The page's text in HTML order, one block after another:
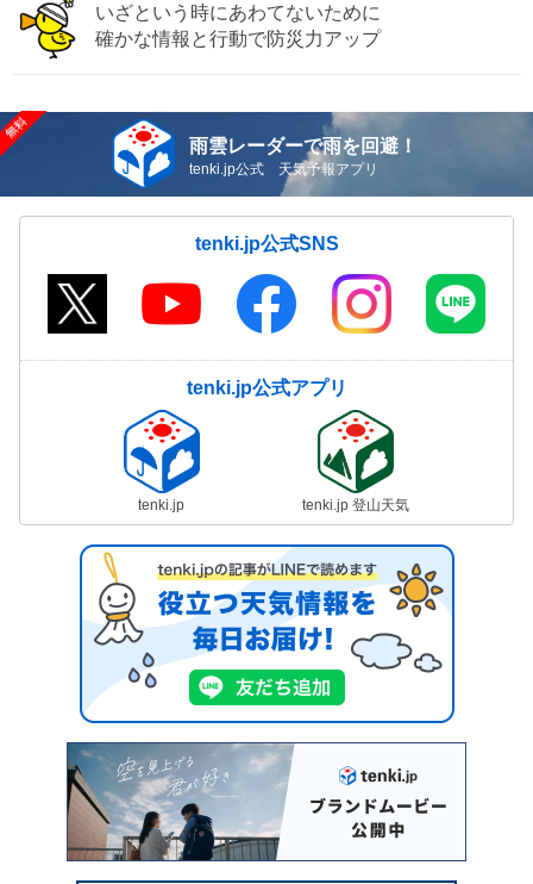
いざという時にあわてないために
確かな情報と行動で防災力アップ
雨雲レーダーで雨を回避！
tenki.jp公式 天気予報アプリ
tenki.jp公式SNS
tenki.jp公式アプリ
tenki.jp tenki.jp 登山天気